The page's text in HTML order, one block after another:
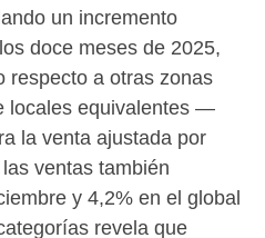
un incremento
doce meses de 2025,
respecto a otras zonas
locales equivalentes —
la venta ajustada por
ventas también
y 4,2% en el global
revela que